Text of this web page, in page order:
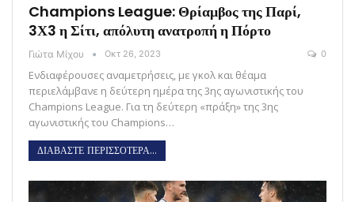
Champions League: Θρίαμβος της Παρί,
3Χ3 η Σίτι, απόλυτη ανατροπή η Πόρτο
Γιώτα Μίχου Οκτ 26, 2023 0
Ενδιαφέρουσες αναμετρήσεις, με γκολ και θέαμα
περιελάμβανε η δεύτερη ημέρα της 3ης αγωνιστικής του
Champions League. Για τη δεύτερη «πράξη» της 3ης
αγωνιστικής του Champions…
ΔΙΑΒΑΣΤΕ ΠΕΡΙΣΣΟΤΕΡΑ...